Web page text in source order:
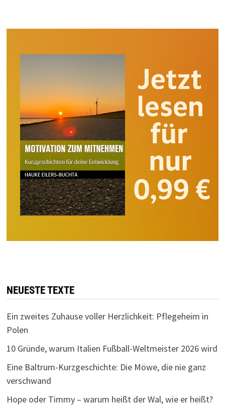
NEUESTE TEXTE
Ein zweites Zuhause voller Herzlichkeit: Pflegeheim in
Polen
10 Gründe, warum Italien Fußball-Weltmeister 2026 wird
Eine Baltrum-Kurzgeschichte: Die Möwe, die nie ganz
verschwand
Hope oder Timmy – warum heißt der Wal, wie er heißt?